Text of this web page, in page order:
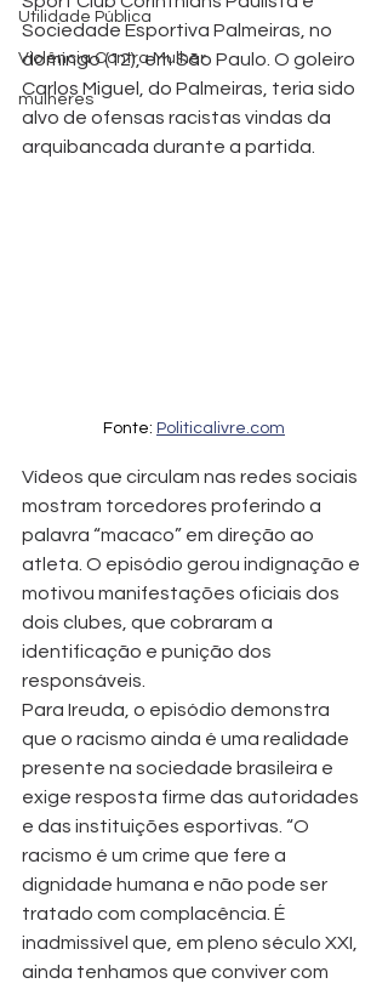
Utilidade Pública
Violência Contra Mulher
mulheres
Sociedade Esportiva Palmeiras, no
domingo (12), em São Paulo. O goleiro
Carlos Miguel, do Palmeiras, teria sido
alvo de ofensas racistas vindas da
arquibancada durante a partida.
Fonte: Politicalivre.com
Vídeos que circulam nas redes sociais
mostram torcedores proferindo a
palavra “macaco” em direção ao
atleta. O episódio gerou indignação e
motivou manifestações oficiais dos
dois clubes, que cobraram a
identificação e punição dos
responsáveis.
Para Ireuda, o episódio demonstra
que o racismo ainda é uma realidade
presente na sociedade brasileira e
exige resposta firme das autoridades
e das instituições esportivas. “O
racismo é um crime que fere a
dignidade humana e não pode ser
tratado com complacência. É
inadmissível que, em pleno século XXI,
ainda tenhamos que conviver com